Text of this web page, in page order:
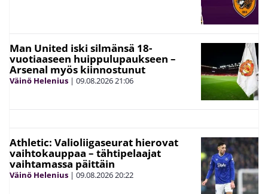
Man United iski silmänsä 18-
vuotiaaseen huippulupaukseen –
Arsenal myös kiinnostunut
Väinö Helenius | 09.08.202621:06
Athletic: Valioliigaseurat hierovat
vaihtokauppaa – tähtipelaajat
vaihtamassa päittäin
Väinö Helenius | 09.08.202620:22